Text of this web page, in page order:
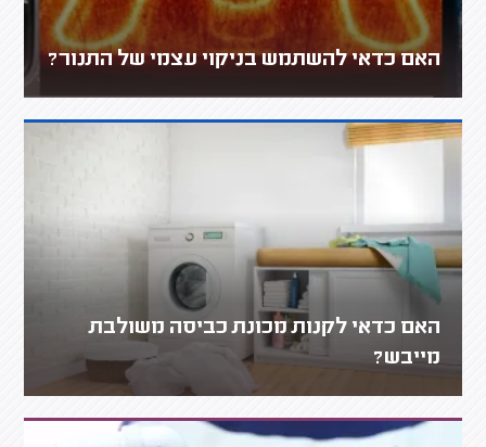
האם כדאי להשתמש בניקוי עצמי של התנור?
האם כדאי לקנות מכונת כביסה משולבת
מייבש?